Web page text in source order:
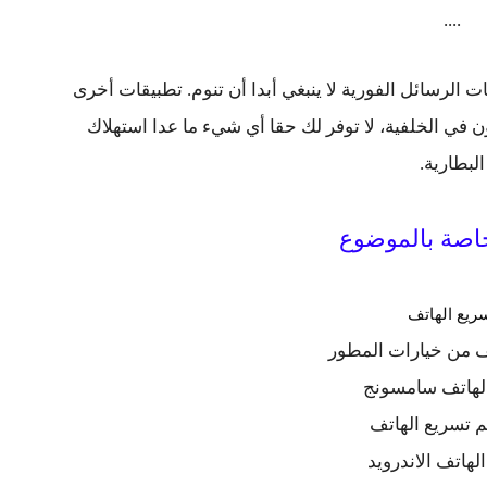
....
الرسائل الفورية لا ينبغي أبدا أن تنوم. تطبيقات أخرى
في الخلفية، لا توفر لك حقا أي شيء ما عدا استهلاك
البطارية.
بالموضوع
الهاتف
من خيارات المطور
سامسونج
تسريع الهاتف
الاندرويد